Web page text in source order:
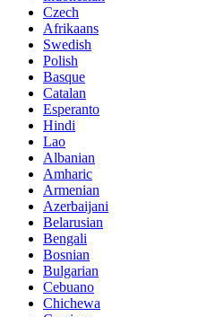
Czech
Afrikaans
Swedish
Polish
Basque
Catalan
Esperanto
Hindi
Lao
Albanian
Amharic
Armenian
Azerbaijani
Belarusian
Bengali
Bosnian
Bulgarian
Cebuano
Chichewa